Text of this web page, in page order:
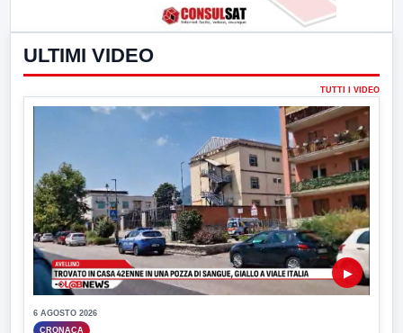
ULTIMI VIDEO
TUTTI I VIDEO
▶
6 AGOSTO 2026
CRONACA